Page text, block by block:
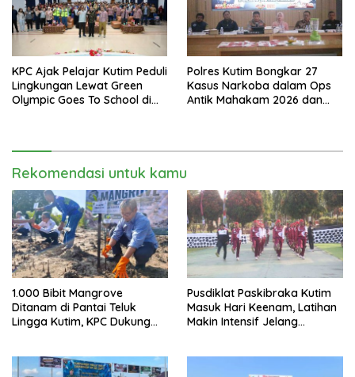
KPC Ajak Pelajar Kutim Peduli
Lingkungan Lewat Green
Olympic Goes To School di
Polres Kutim Bongkar 27
Kasus Narkoba dalam Ops
Antik Mahakam 2026 dan
Rekomendasi untuk kamu
1.000 Bibit Mangrove
Ditanam di Pantai Teluk
Lingga Kutim, KPC Dukung
Pusdiklat Paskibraka Kutim
Masuk Hari Keenam, Latihan
Makin Intensif Jelang